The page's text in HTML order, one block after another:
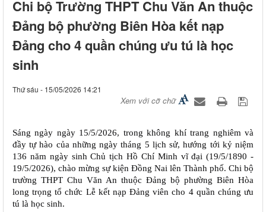
Chi bộ Trường THPT Chu Văn An thuộc
Đảng bộ phường Biên Hòa kết nạp
Đảng cho 4 quần chúng ưu tú là học
sinh
Thứ sáu - 15/05/2026 14:21
Xem với cỡ chữ
Sáng ngày ngày 15/5/2026, trong không khí trang nghiêm và
đầy tự hào của những ngày tháng 5 lịch sử, hướng tới kỷ niệm
136 năm ngày sinh Chủ tịch Hồ Chí Minh vĩ đại (19/5/1890 -
19/5/2026), chào mừng sự kiện Đồng Nai lên Thành phố. Chi bộ
trường THPT Chu Văn An thuộc Đảng bộ phường Biên Hòa
long trọng tổ chức Lễ kết nạp Đảng viên cho 4 quần chúng ưu
tú là học sinh.